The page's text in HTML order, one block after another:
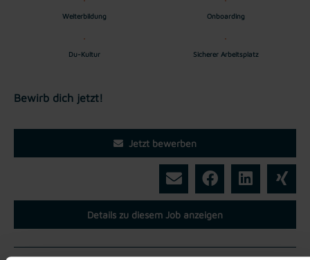
Weiterbildung Onboarding
Du-Kultur Sicherer Arbeitsplatz
Bewirb dich jetzt!
Jetzt bewerben
Details zu diesem Job anzeigen